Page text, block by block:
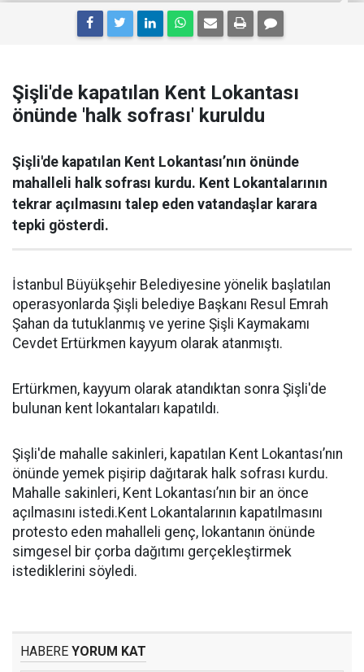
Şişli'de kapatılan Kent Lokantası
önünde 'halk sofrası' kuruldu
Şişli'de kapatılan Kent Lokantası’nın önünde
mahalleli halk sofrası kurdu. Kent Lokantalarının
tekrar açılmasını talep eden vatandaşlar karara
tepki gösterdi.
İstanbul Büyükşehir Belediyesine yönelik başlatılan
operasyonlarda Şişli belediye Başkanı Resul Emrah
Şahan da tutuklanmış ve yerine Şişli Kaymakamı
Cevdet Ertürkmen kayyum olarak atanmıştı.
Ertürkmen, kayyum olarak atandıktan sonra Şişli'de
bulunan kent lokantaları kapatıldı.
Şişli'de mahalle sakinleri, kapatılan Kent Lokantası’nın
önünde yemek pişirip dağıtarak halk sofrası kurdu.
Mahalle sakinleri, Kent Lokantası’nın bir an önce
açılmasını istedi.Kent Lokantalarının kapatılmasını
protesto eden mahalleli genç, lokantanın önünde
simgesel bir çorba dağıtımı gerçekleştirmek
istediklerini söyledi.
HABERE YORUM KAT